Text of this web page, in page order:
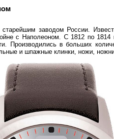
заводом России.
с Наполеоном. С 1812 по
Производились в больших
и шпажные клинки, ножи,